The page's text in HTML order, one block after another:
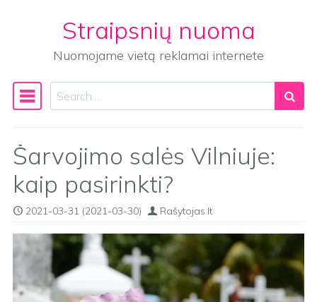
Straipsnių nuoma
Nuomojame vietą reklamai internete
Main Navigation
Search
Šarvojimo salės Vilniuje:
kaip pasirinkti?
2021-03-31 (2021-03-30) Rašytojas.lt